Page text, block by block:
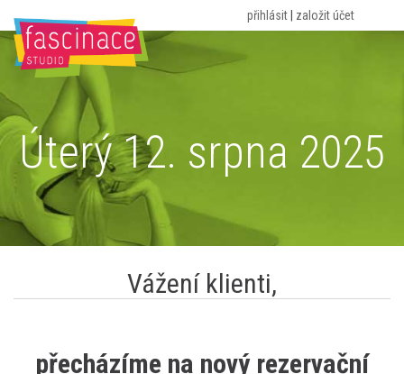
přihlásit založit účet
HOME
O NÁS
ROZVRH
CVIČENÍ
CENÍK
PORADNA
KONTAKT
BLOG
Úterý 12. srpna 2025
Vážení klienti,
přecházíme na nový rezervační